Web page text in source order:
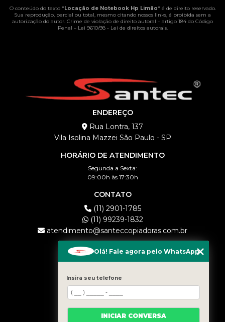
O conteúdo do texto "Locação de Notebook Hp Limão" é de direito reservado.
Sua reprodução, parcial ou total, mesmo citando nossos links, é proibida sem a
autorização do autor. Crime de violação de direito autoral – artigo 184 do Código
Penal – Lei 9610/98 - Lei de direitos autorais.
ENDEREÇO
Rua Lontra, 137
Vila Isolina Mazzei São Paulo - SP
HORÁRIO DE ATENDIMENTO
Segunda a Sexta:
09:00h às 17:30h
CONTATO
(11) 2901-1785
(11) 99239-1832
atendimento@santeccopiadoras.com.br
MENU
HOME
EMPRESA
LOCAÇÃO
COMPRA
CONTATO
CATEGORIAS
Olá! Fale agora pelo WhatsApp
Insira seu telefone
INICIAR CONVERSA